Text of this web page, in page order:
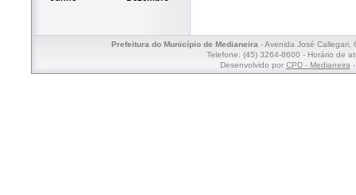
Prefeitura do Município de Medianeira- Avenida José Callegari,
Telefone: (45) 3264-8600 - Horário de
Desenvolvido por CPD - Medianeira-